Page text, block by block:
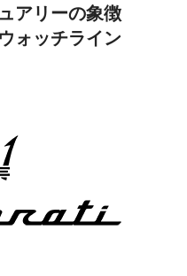
アリーの象徴
ォッチライン